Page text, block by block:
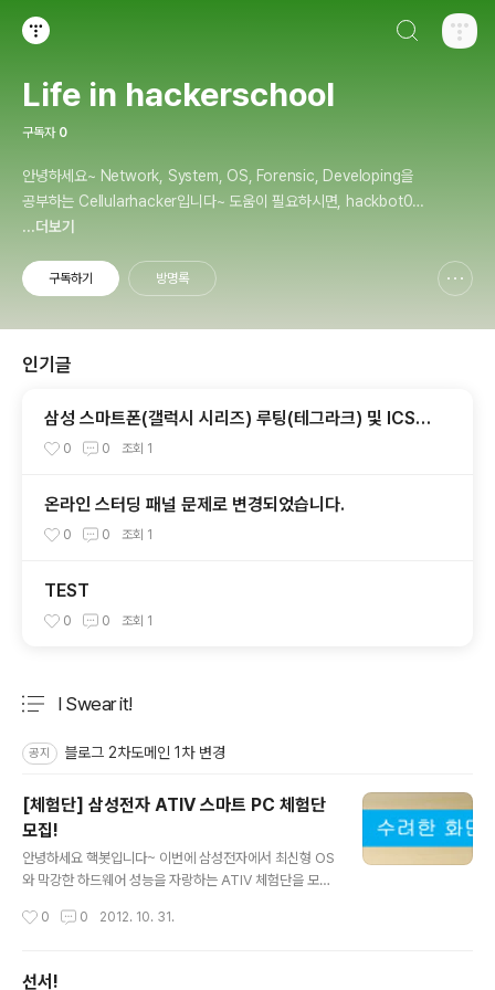
Life in hackerschool
구독자 0
안녕하세요~ Network, System, OS, Forensic, Developing을
공부하는 Cellularhacker입니다~ 도움이 필요하시면, hackbot01
@naver.com으로 문의주세요~
...더보기
구독하기 방명록
인기글
삼성 스마트폰(갤럭시 시리즈) 루팅(테그라크) 및 ICS
업그레이드 안내
0 0 조회 1
온라인 스터딩 패널 문제로 변경되었습니다.
0 0 조회 1
TEST
0 0 조회 1
I Swear it!
공지 블로그 2차도메인 1차 변경
[체험단] 삼성전자 ATIV 스마트 PC 체험단
모집!
안녕하세요 핵봇입니다~ 이번에 삼성전자에서 최신형 OS
와 막강한 하드웨어 성능을 자랑하는 ATIV 체험단을 모집
번 맛 보았었는데.... 이거 그냥 훅가네요...ㄷㄷ 꿈이 해커라
0 0 2012. 10. 31.
선서!